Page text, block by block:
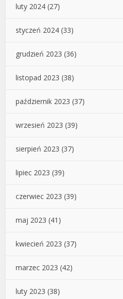
luty 2024 (27)
styczeń 2024 (33)
grudzień 2023 (36)
listopad 2023 (38)
październik 2023 (37)
wrzesień 2023 (39)
sierpień 2023 (37)
lipiec 2023 (39)
czerwiec 2023 (39)
maj 2023 (41)
kwiecień 2023 (37)
marzec 2023 (42)
luty 2023 (38)